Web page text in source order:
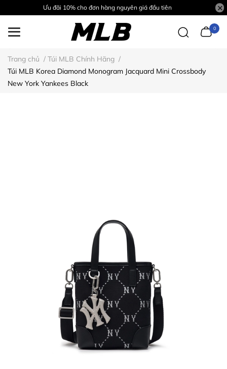
Ưu đãi 10% cho đơn hàng nguyên giá đầu tiên
0
Trang chủ / Túi MLB Chính Hãng /
Túi MLB Korea Diamond Monogram Jacquard Mini Crossbody
New York Yankees Black